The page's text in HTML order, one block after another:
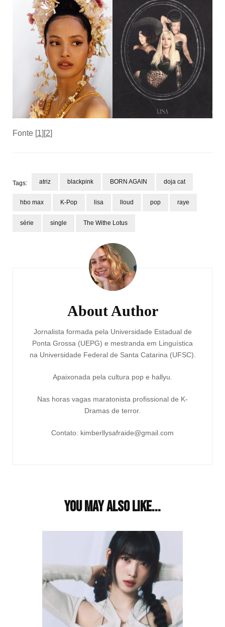
Fonte [1][2]
Tags: atriz blackpink BORN AGAIN doja cat
hbo max K-Pop lisa lloud pop raye
série single The Withe Lotus
About Author
Jornalista formada pela Universidade Estadual de
Ponta Grossa (UEPG) e mestranda em Linguística
na Universidade Federal de Santa Catarina (UFSC).
Apaixonada pela cultura pop e hallyu.
Nas horas vagas maratonista profissional de K-
Dramas de terror.
Contato: kimberllysafraide@gmail.com
You may also like...